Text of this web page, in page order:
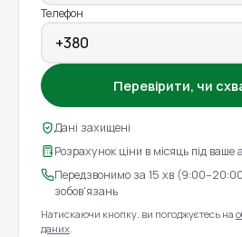
Телефон
Перевірити, чи
Дані захищені
Розрахунок ціни в місяць під ваше
Передзвонимо за 15 хв
зобов'язань
Натискаючи кнопку, ви погоджуєтесь на
даних.